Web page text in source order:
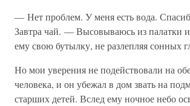
— Нет проблем. У меня есть вода.
Завтра чай. — Высовываюсь из палатки
ему свою бутылку, не разлепляя сонных
Но мои уверения не подействовали на
человека, и он убежал в дом звать на
старших детей. Вслед ему ночное небо